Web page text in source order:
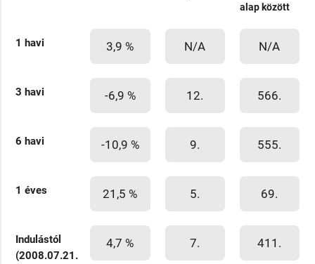
alap között
1 havi 3,9 % N/A N/A
3 havi -6,9 % 12. 566.
6 havi -10,9 % 9. 555.
1 éves 21,5 % 5. 69.
Indulástól
(2008.07.21.
4,7 % 7. 411.